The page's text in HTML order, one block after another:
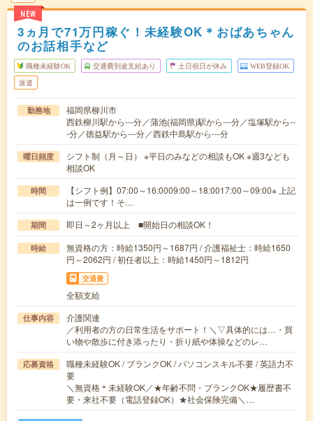
NEW
3ヵ月で71万円稼ぐ！未経験OK＊おばあちゃん
のお話相手など
職種未経験OK 交通費別途支給あり 土日祝日が休み WEB登録OK
派遣
勤務地
福岡県柳川市
西鉄柳川駅から---分／蒲池(福岡県)駅から---分／塩塚駅から--
-分／徳益駅から---分／西鉄中島駅から---分
曜日頻度
シフト制（月～日） ※平日のみなどの相談もOK ※週3なども
相談OK
時間
【シフト例】07:00～16:0009:00～18:0017:00～09:00※ 上記
は一例です！そ…
期間 即日～2ヶ月以上 ■開始日の相談OK！
時給
無資格の方：時給1350円～1687円 / 介護福祉士：時給1650
円～2062円 / 初任者以上：時給1450円～1812円
交通費
全額支給
仕事内容
介護関連
／利用者の方の日常生活をサポート！＼▽具体的には…・買
い物や散歩に付き添ったり・折り紙や体操などのレ…
応募資格
職種未経験OK / ブランクOK / パソコンスキル不要 / 英語力不
要
＼無資格＊未経験OK／★年齢不問・ブランクOK★履歴書不
要・来社不要（電話登録OK）★社会保険完備＼…